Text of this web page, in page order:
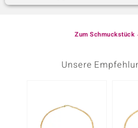
Zum Schmuckstück
Unsere